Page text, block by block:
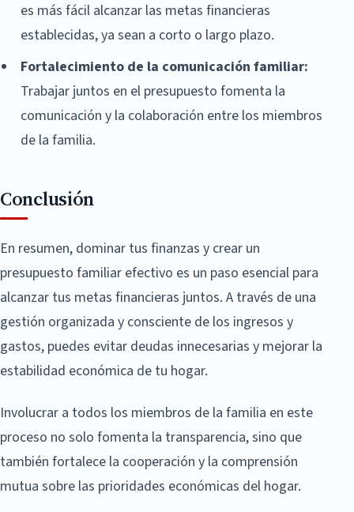
es más fácil alcanzar las metas financieras
establecidas, ya sean a corto o largo plazo.
Fortalecimiento de la comunicación familiar:
Trabajar juntos en el presupuesto fomenta la
comunicación y la colaboración entre los miembros
de la familia.
Conclusión
En resumen, dominar tus finanzas y crear un
presupuesto familiar efectivo es un paso esencial para
alcanzar tus metas financieras juntos. A través de una
gestión organizada y consciente de los ingresos y
gastos, puedes evitar deudas innecesarias y mejorar la
estabilidad económica de tu hogar.
Involucrar a todos los miembros de la familia en este
proceso no solo fomenta la transparencia, sino que
también fortalece la cooperación y la comprensión
mutua sobre las prioridades económicas del hogar.